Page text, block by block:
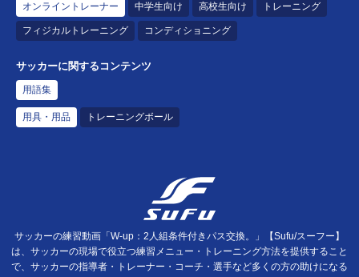
オンライントレーナー 中学生向け 高校生向け トレーニング
フィジカルトレーニング コンディショニング
サッカーに関するコンテンツ
用語集
用具・用品 トレーニングボール
サッカーの練習動画「W-up：2人組条件付きパス交換。」【Sufu/スーフー】
は、サッカーの現場で役立つ練習メニュー・トレーニング方法を提供すること
で、サッカーの指導者・トレーナー・コーチ・選手など多くの方の助けになる